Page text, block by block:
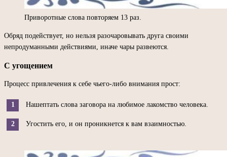
Приворотные слова повторяем 13 раз.
Обряд подействует, но нельзя разочаровывать друга своими
непродуманными действиями, иначе чары развеются.
С угощением
Процесс привлечения к себе чьего-либо внимания прост:
Нашептать слова заговора на любимое лакомство человека.
Угостить его, и он проникнется к вам взаимностью.